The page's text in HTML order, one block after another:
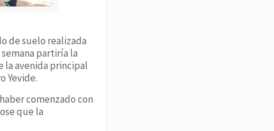
de suelo realizada
partiría la
la avenida principal
Yevide.
comenzado con
que la